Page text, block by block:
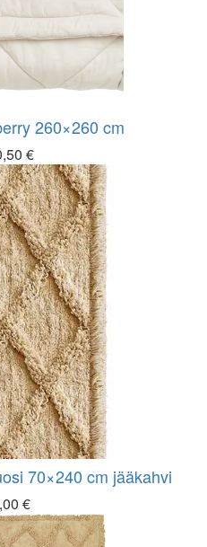
260×260 cm
€
70×240 cm jääkahvi
€